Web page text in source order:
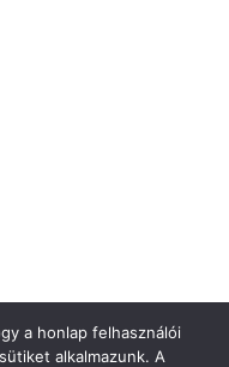
a honlap felhasználói
alkalmazunk. A